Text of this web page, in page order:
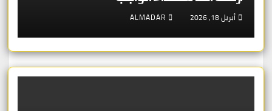
أبريل 18, 2026 ALMADAR